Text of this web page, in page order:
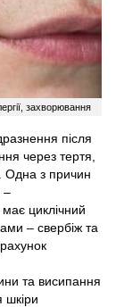
захворювання
після
через тертя,
Одна з причин
–
циклічний
– свербіж та
та висипання
шкіри